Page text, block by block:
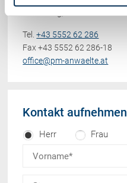
Tel.+43 5552 62 286
Fax +43 5552 62 286-18
office@pm-anwaelte.at
Kontakt aufnehmen
Herr Frau